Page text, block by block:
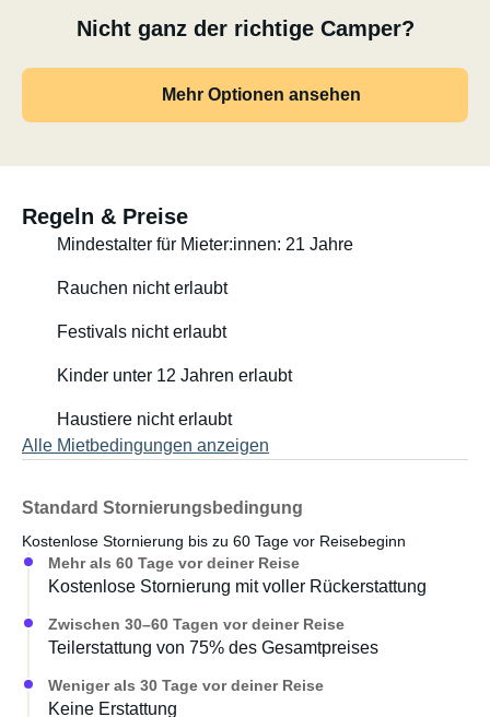
Nicht ganz der richtige Camper?
Mehr Optionen ansehen
Regeln & Preise
Mindestalter für Mieter:innen: 21 Jahre
Rauchen nicht erlaubt
Festivals nicht erlaubt
Kinder unter 12 Jahren erlaubt
Haustiere nicht erlaubt
Alle Mietbedingungen anzeigen
Standard Stornierungsbedingung
Kostenlose Stornierung bis zu 60 Tage vor Reisebeginn
Mehr als 60 Tage vor deiner Reise
Kostenlose Stornierung mit voller Rückerstattung
Zwischen 30–60 Tagen vor deiner Reise
Teilerstattung von 75% des Gesamtpreises
Weniger als 30 Tage vor deiner Reise
Keine Erstattung